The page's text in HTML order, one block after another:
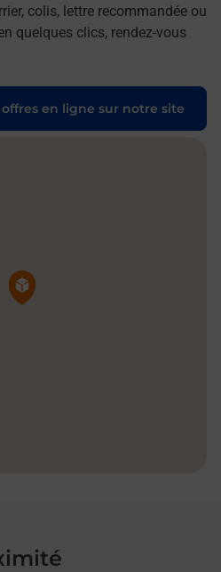
colis, lettre recommandée ou
quelques clics, rendez-vous
en ligne sur notre site
Pin de la carte